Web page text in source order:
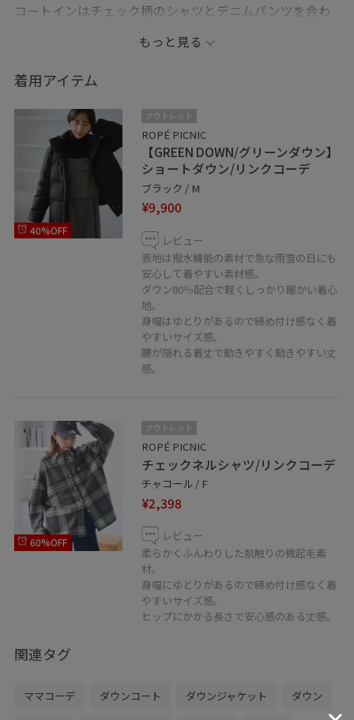
コートインはチェック柄のシャツとデニムパンツを合わ
ラフになりすぎないようにローファーとショルダーバッ
グで、大人カジュアルなコーデにまとめました。
__________________________
他にもおすすめコーデをインスタグラム
@wanchan__o4zb で配信中です！
ぜひチェックしてみてください ＊゜.
＿＿＿＿＿＿＿＿＿＿＿＿＿
※商品の問い合わせ番号を入力していないものは、ス
タッフ私物を使用しております。
※撮影時の光源やご利用のモニター環境などにより、
実物と違った色みに見えてしまう場合がございます。
正しい商品の色みや素材感の詳細は、オンラインシ
ョップ内の画像をご参照ください。
もっと見る
着用アイテム
40%OFF
アウトレット
ROPÉ PICNIC
【GREEN DOWN/グリーンダウン】
ショートダウン/リンクコーデ
ブラック / M
¥9,900
レビュー
表地は撥水機能の素材で急な雨雪の日にも
安心して着やすい素材感。
ダウン80％配合で軽くしっかり暖かい着心
地。
身幅はゆとりがあるので締め付け感なく着
やすいサイズ感。
腰が隠れる着丈で動きやすく動きやすい丈
感。
60%OFF
アウトレット
ROPÉ PICNIC
チェックネルシャツ/リンクコーデ
チャコール / F
¥2,398
レビュー
柔らかくふんわりした肌触りの微起毛素
材。
身幅にゆとりがあるので締め付け感なく着
やすいサイズ感。
ヒップにかかる長さで安心感のある丈感。
関連タグ
ママコーデ ダウンコート ダウンジャケット ダウン